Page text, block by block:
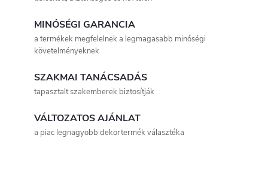
MINŐSÉGI GARANCIA
a termékek megfelelnek a legmagasabb minőségi
követelményeknek
SZAKMAI TANÁCSADÁS
tapasztalt szakemberek biztosítják
VÁLTOZATOS AJÁNLAT
a piac legnagyobb dekortermék választéka